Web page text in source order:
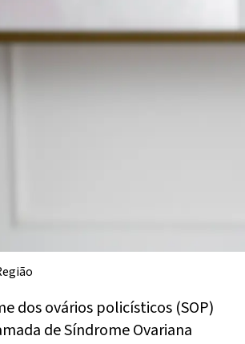
dos ovários policísticos (SOP)
de Síndrome Ovariana